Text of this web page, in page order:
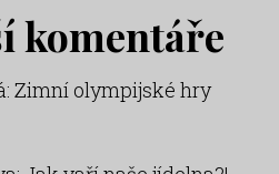
komentáře
: Zimní olympijské hry